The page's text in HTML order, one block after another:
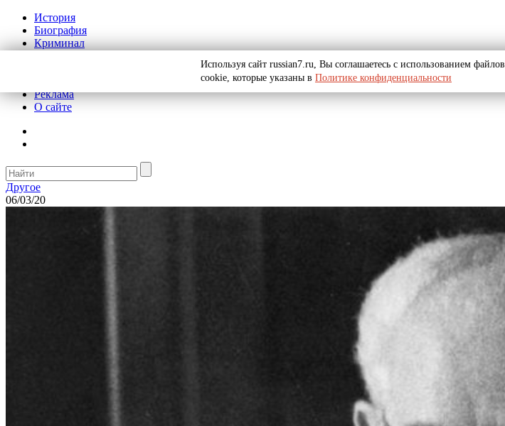
История
Биография
Криминал
Реклама
О сайте
Другое
06/03/20
Используя сайт russian7.ru, Вы соглашаетесь с использованием файлов
cookie, которые указаны в Политике конфиденциальности